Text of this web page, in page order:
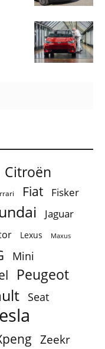
Citroën
Fiat Fisker
Jaguar
Lexus Maxus
Mini
Peugeot
Seat
Zeekr